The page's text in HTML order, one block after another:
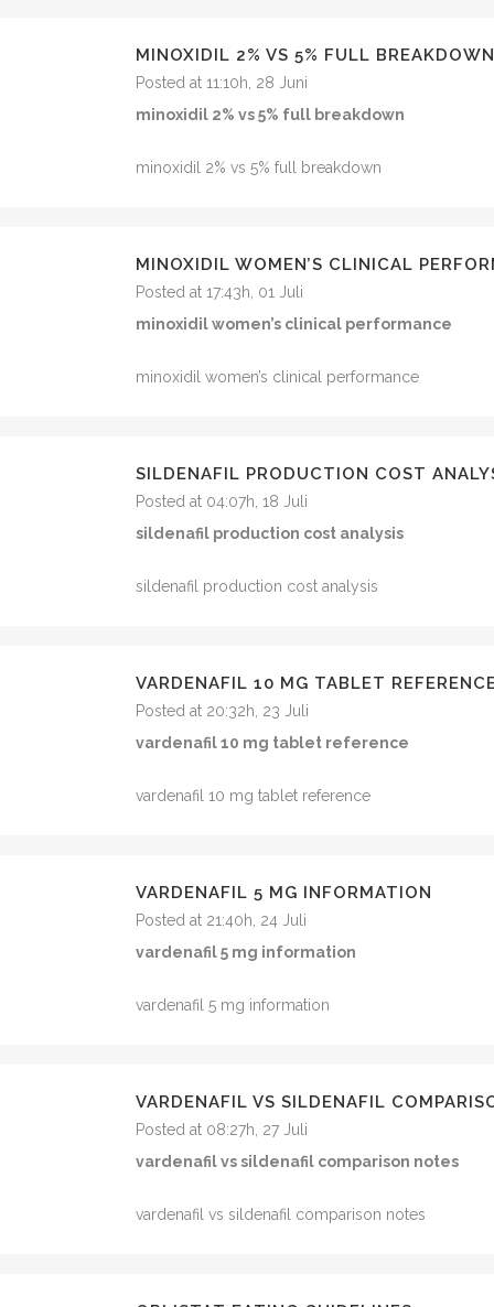
MINOXIDIL 2% VS 5% FULL BREAKDOWN
Posted at 11:10h, 28 Juni
minoxidil 2% vs 5% full breakdown
minoxidil 2% vs 5% full breakdown
MINOXIDIL WOMEN’S CLINICAL
Posted at 17:43h, 01 Juli
minoxidil women’s clinical performance
minoxidil women’s clinical performance
SILDENAFIL PRODUCTION COST
Posted at 04:07h, 18 Juli
sildenafil production cost analysis
sildenafil production cost analysis
VARDENAFIL 10 MG TABLET
Posted at 20:32h, 23 Juli
vardenafil 10 mg tablet reference
vardenafil 10 mg tablet reference
VARDENAFIL 5 MG INFORMATION
Posted at 21:40h, 24 Juli
vardenafil 5 mg information
vardenafil 5 mg information
VARDENAFIL VS SILDENAFIL
Posted at 08:27h, 27 Juli
vardenafil vs sildenafil comparison notes
vardenafil vs sildenafil comparison notes